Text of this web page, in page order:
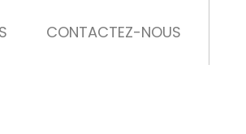
CONTACTEZ-NOUS